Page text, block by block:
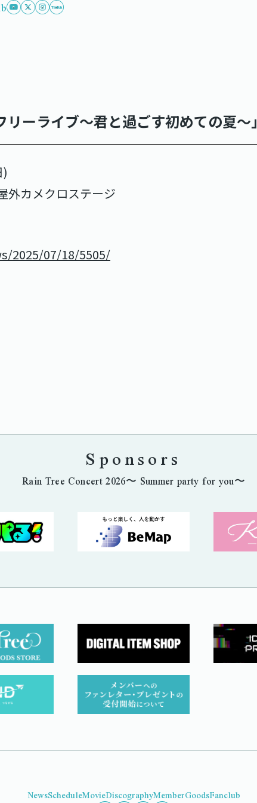
ーライブ～君と過ごす初めての夏～」
外カメクロステージ
2025/07/18/5505/
Sponsors
Rain Tree Concert 2026〜 Summer party for you〜
NewsScheduleMovieDiscographyMemberGoodsFanclub